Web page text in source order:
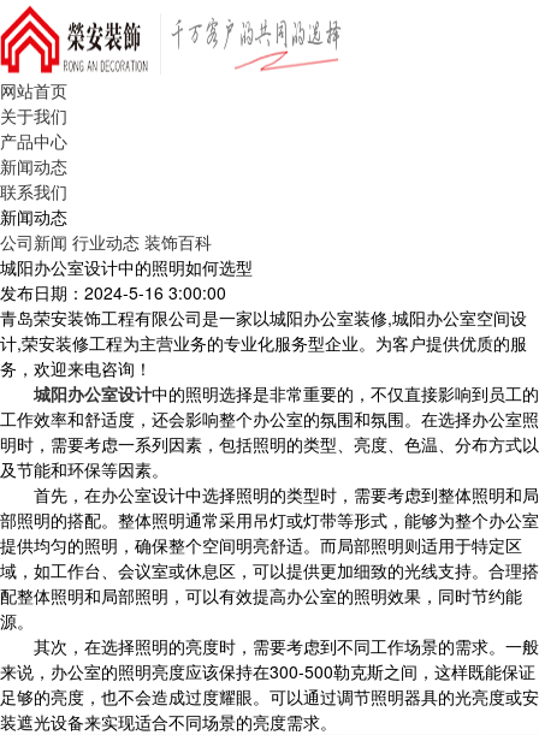
网站首页
关于我们
产品中心
新闻动态
联系我们
新闻动态
公司新闻 行业动态 装饰百科
城阳办公室设计中的照明如何选型
发布日期：2024-5-16 3:00:00
青岛荣安装饰工程有限公司是一家以城阳办公室装修,城阳办公室空间设
计,荣安装修工程为主营业务的专业化服务型企业。为客户提供优质的服
务，欢迎来电咨询！
城阳办公室设计中的照明选择是非常重要的，不仅直接影响到员工的
工作效率和舒适度，还会影响整个办公室的氛围和氛围。在选择办公室照
明时，需要考虑一系列因素，包括照明的类型、亮度、色温、分布方式以
及节能和环保等因素。
首先，在办公室设计中选择照明的类型时，需要考虑到整体照明和局
部照明的搭配。整体照明通常采用吊灯或灯带等形式，能够为整个办公室
提供均匀的照明，确保整个空间明亮舒适。而局部照明则适用于特定区
域，如工作台、会议室或休息区，可以提供更加细致的光线支持。合理搭
配整体照明和局部照明，可以有效提高办公室的照明效果，同时节约能
源。
其次，在选择照明的亮度时，需要考虑到不同工作场景的需求。一般
来说，办公室的照明亮度应该保持在300-500勒克斯之间，这样既能保证
足够的亮度，也不会造成过度耀眼。可以通过调节照明器具的光亮度或安
装遮光设备来实现适合不同场景的亮度需求。